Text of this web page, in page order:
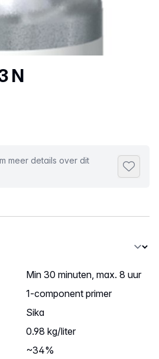
N
meer details over dit
Min 30 minuten, max. 8 uur
1-component primer
Sika
0.98 kg/liter
~34%